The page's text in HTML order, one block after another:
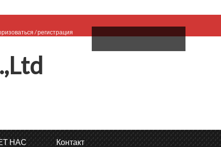
/регистрация
Ltd
НАС Контакт